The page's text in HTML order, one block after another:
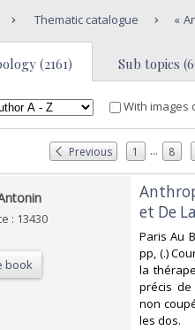
Thematic catalogue
(2161) Sub topics
With images
Previous 1 ... 8
: 13430
book
et De
‎Paris Au
pp, (.)
la
précis de
non
les dos.‎